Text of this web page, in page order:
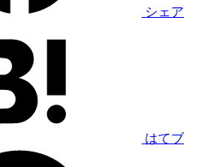
シェア
はてブ